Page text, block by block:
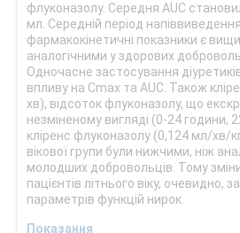
флуконазолу. Середня AUC
мл. Середній період
фармакокінетичні показники є
аналогічними у здорових
Одночасне застосування
впливу на Cmax та AUC. Також
хв), відсоток флуконазолу, що
незміненому вигляді (0‑24 години,
кліренс флуконазолу (0,124 мл/хв/
вікової групи були нижчими, ніж
молодших добровольців. Тому
пацієнтів літнього віку, очевидно,
параметрів функцій нирок.
Показання